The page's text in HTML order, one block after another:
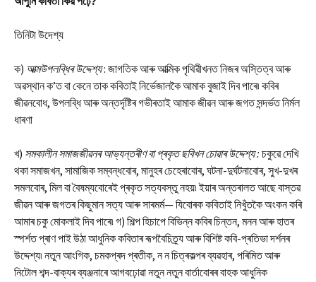
তিনিটা উদেশ্য
ক) আত্মউপলব্ধিৰ উদ্দেশ্য: জাগতিক আৰু আত্মিক পৃথিৱীখনত নিজৰ অস্তিত্ব আৰু
অৱস্থান ক’ত বা কেনে তাক কবিতাই নিৰ্ভেজালকৈ আমাক বুজাই দিব পাৰে৷ কবিৰ
জীৱনবোধ, উপলব্ধি আৰু অন্তৰ্দৃষ্টিৰ গভীৰতাই আমাক জীৱন আৰু জগত সন্দৰ্ভত নিৰ্মল
ধাৰণা
খ) সমকালীন সমাজজীৱনৰ আভ্যন্তৰীণ বা প্ৰকৃত ছবিখন চোৱাৰ উদ্দেশ্য: চকুৱে দেখি
থকা সমাজখন, সামাজিক সম্বন্ধবোৰ, মানুহৰ চেহেৰাবোৰ, ঘটনা-দুৰ্ঘটনাবোৰ, সুখ-দুখৰ
সমলবোৰ, মিল বা বৈষম্যবোৰেই প্ৰকৃত সত্যবস্তু নহয়৷ ইয়াৰ অন্তৰালত আছে বাস্তৱ
জীৱন আৰু জগতৰ কিছুমান সত্য আৰু সাৰমৰ্ম— যিবোৰক কবিতাই নিখুঁতকৈ অংকন কৰি
আমাৰ চকু মোকলাই দিব পাৰে৷ গ) শিল্প হিচাপে বিভিন্ন কবিৰ চিন্তন, মনন আৰু হাতৰ
স্পৰ্শত প্ৰাণ পাই উঠা আধুনিক কবিতাৰ ৰূপবৈচিত্ৰ্য আৰু বিশিষ্ট কবি-প্ৰতিভা দৰ্শনৰ
উদ্দেশ্য৷ নতুন আংগিক, চমকপ্ৰদ প্ৰতীক, ন ন চিত্ৰকল্পৰ ব্যৱহাৰ, পৰিমিত আৰু
নিটোল শব্দ-বাক্যৰ ব্যঞ্জনাৰে আগবঢ়োৱা নতুন নতুন বাৰ্তাবোৰৰ বাহক আধুনিক